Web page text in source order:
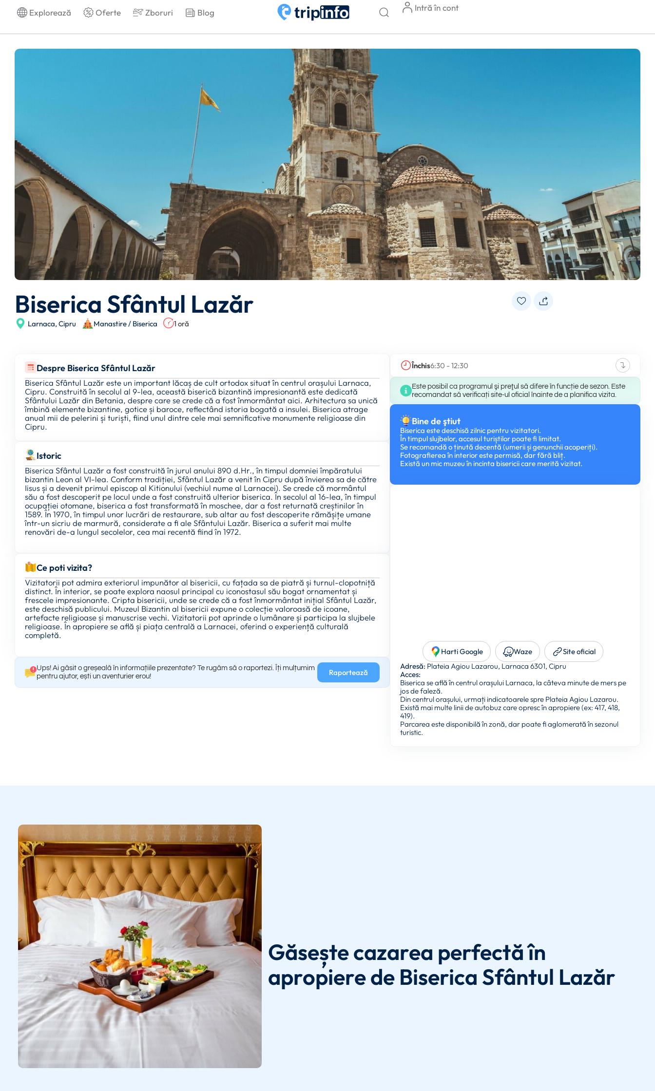
Explorează Oferte Zboruri Blog Intră în cont
Biserica Sfântul Lazăr
Larnaca, Cipru Manastire / Biserica 1 oră
Despre Biserica Sfântul Lazăr
Biserica Sfântul Lazăr este un important lăcaș de cult ortodox situat în centrul orașului Larnaca,
Cipru. Construită în secolul al 9-lea, această biserică bizantină impresionantă este dedicată
Sfântului Lazăr din Betania, despre care se crede că a fost înmormântat aici. Arhitectura sa unică
îmbină elemente bizantine, gotice și baroce, reflectând istoria bogată a insulei. Biserica atrage
anual mii de pelerini și turiști, fiind unul dintre cele mai semnificative monumente religioase din
Cipru.
Istoric
Biserica Sfântul Lazăr a fost construită în jurul anului 890 d.Hr., în timpul domniei împăratului
bizantin Leon al VI-lea. Conform tradiției, Sfântul Lazăr a venit în Cipru după învierea sa de către
Iisus și a devenit primul episcop al Kitionului (vechiul nume al Larnacei). Se crede că mormântul
său a fost descoperit pe locul unde a fost construită ulterior biserica. În secolul al 16-lea, în timpul
ocupației otomane, biserica a fost transformată în moschee, dar a fost returnată creștinilor în
1589. În 1970, în timpul unor lucrări de restaurare, sub altar au fost descoperite rămășițe umane
într-un sicriu de marmură, considerate a fi ale Sfântului Lazăr. Biserica a suferit mai multe
renovări de-a lungul secolelor, cea mai recentă fiind în 1972.
Ce poti vizita?
Vizitatorii pot admira exteriorul impunător al bisericii, cu fațada sa de piatră și turnul-clopotniță
distinct. În interior, se poate explora naosul principal cu iconostasul său bogat ornamentat și
frescele impresionante. Cripta bisericii, unde se crede că a fost înmormântat inițial Sfântul Lazăr,
este deschisă publicului. Muzeul Bizantin al bisericii expune o colecție valoroasă de icoane,
artefacte religioase și manuscrise vechi. Vizitatorii pot aprinde o lumânare și participa la slujbele
religioase. În apropiere se află și piața centrală a Larnacei, oferind o experiență culturală
completă.
Ups! Ai găsit o greșeală în informațiile prezentate? Te rugăm să o raportezi. Îți mulțumim
pentru ajutor, ești un aventurier erou!
Raportează
Închis6:30 - 12:30
Este posibil ca programul şi preţul să difere în funcție de sezon. Este
recomandat să verificați site-ul oficial înainte de a planifica vizita.
Bine de ştiut
Biserica este deschisă zilnic pentru vizitatori.
În timpul slujbelor, accesul turiștilor poate fi limitat.
Se recomandă o ținută decentă (umerii și genunchii acoperiți).
Fotografierea în interior este permisă, dar fără bliț.
Există un mic muzeu în incinta bisericii care merită vizitat.
Harti Google Waze
Site oficial
Adresă: Plateia Agiou Lazarou, Larnaca 6301, Cipru
Acces:
Biserica se află în centrul orașului Larnaca, la câteva minute de mers pe
jos de faleză.
Din centrul orașului, urmați indicatoarele spre Plateia Agiou Lazarou.
Există mai multe linii de autobuz care opresc în apropiere (ex: 417, 418,
419).
Parcarea este disponibilă în zonă, dar poate fi aglomerată în sezonul
turistic.
Găsește cazarea perfectă în
apropiere de Biserica Sfântul Lazăr